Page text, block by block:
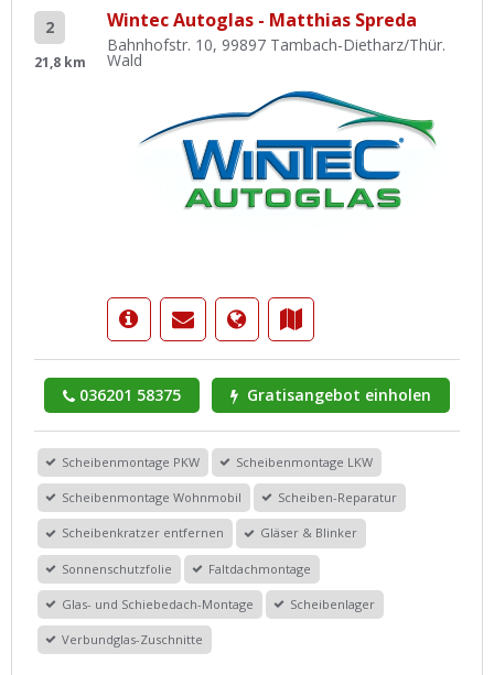
2
21,8 km
Wintec Autoglas - Matthias Spreda
Bahnhofstr. 10, 99897 Tambach-Dietharz/Thür.
Wald
036201 58375 Gratisangebot einholen
Scheibenmontage PKW Scheibenmontage LKW
Scheibenmontage Wohnmobil Scheiben-Reparatur
Scheibenkratzer entfernen Gläser & Blinker
Sonnenschutzfolie Faltdachmontage
Glas- und Schiebedach-Montage Scheibenlager
Verbundglas-Zuschnitte